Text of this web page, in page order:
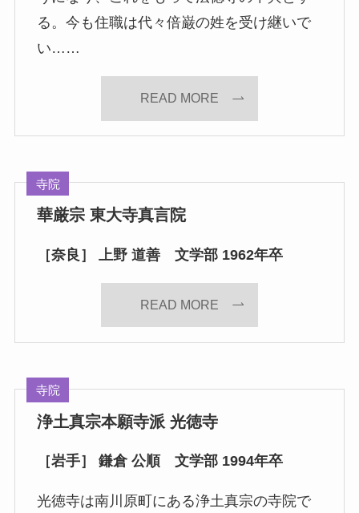
る。今も住職は代々倍巌の姓を受け継いで
い……
READ MORE
寺院
華厳宗 東大寺真言院
［奈良］ 上野 道善 文学部 1962年卒
READ MORE
寺院
浄土真宗本願寺派 光徳寺
［岩手］ 鎌倉 公順 文学部 1994年卒
光徳寺は南川原町にある浄土真宗の寺院で